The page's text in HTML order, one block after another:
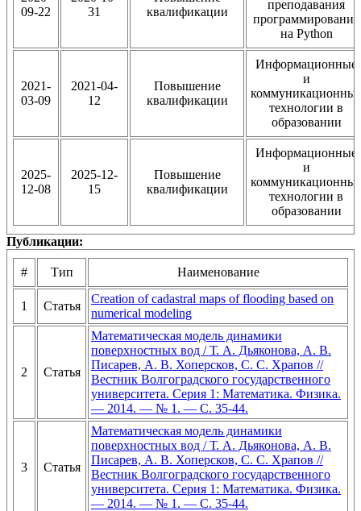
09-22
31
квалификации
преподавания
программирования
на Python
2021-
03-09
2021-04-
12
Повышение
квалификации
Информационные
и
коммуникационные
технологии в
образовании
2025-
12-08
2025-12-
15
Повышение
квалификации
Информационные
и
коммуникационные
технологии в
образовании
Публикации:
# Тип Наименование
1 Статья
Creation of cadastral maps of flooding based on
numerical modeling
2 Статья
Математическая модель динамики
поверхностных вод / Т. А. Дьяконова, А. В.
Писарев, А. В. Хоперсков, С. С. Храпов //
Вестник Волгоградского государственного
университета. Серия 1: Математика. Физика.
— 2014. — № 1. — С. 35-44.
3 Статья
Математическая модель динамики
поверхностных вод / Т. А. Дьяконова, А. В.
Писарев, А. В. Хоперсков, С. С. Храпов //
Вестник Волгоградского государственного
университета. Серия 1: Математика. Физика.
— 2014. — № 1. — С. 35-44.